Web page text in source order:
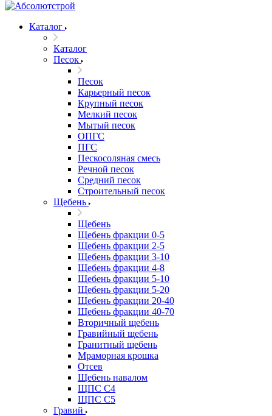
Каталог
Каталог
Песок
Песок
Карьерный песок
Крупный песок
Мелкий песок
Мытый песок
ОПГС
ПГС
Пескосоляная смесь
Речной песок
Средний песок
Строительный песок
Щебень
Щебень
Щебень фракции 0-5
Щебень фракции 2-5
Щебень фракции 3-10
Щебень фракции 4-8
Щебень фракции 5-10
Щебень фракции 5-20
Щебень фракции 20-40
Щебень фракции 40-70
Вторичный щебень
Гравийный щебень
Гранитный щебень
Мраморная крошка
Отсев
Щебень навалом
ЩПС С4
ЩПС С5
Гравий